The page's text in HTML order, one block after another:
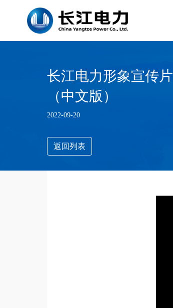
长江电力形象宣传片
（中文版）
2022-09-20
返回列表